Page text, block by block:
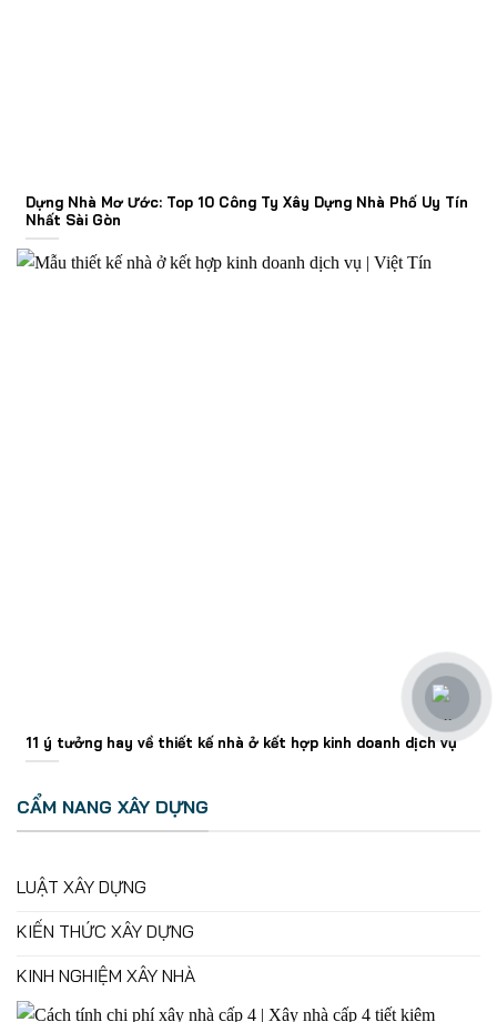
Dựng Nhà Mơ Ước: Top 10 Công Ty Xây Dựng Nhà Phố Uy Tín
Nhất Sài Gòn
11 ý tưởng hay về thiết kế nhà ở kết hợp kinh doanh dịch vụ
CẨM NANG XÂY DỰNG
LUẬT XÂY DỰNG
KIẾN THỨC XÂY DỰNG
KINH NGHIỆM XÂY NHÀ